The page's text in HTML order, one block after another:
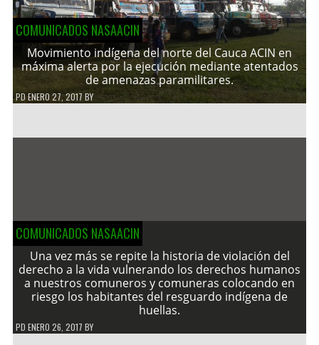
COMUNICADOS NASAACIN
Movimiento indígena del norte del Cauca ACIN en
máxima alerta por la ejecución mediante atentados
de amenazas paramilitares.
PDENERO 27, 2017 BY
COMUNICADOS NASAACIN
Una vez más se repite la historia de violación del
derecho a la vida vulnerando los derechos humanos
a nuestros comuneros y comuneras colocando en
riesgo los habitantes del resguardo indígena de
huellas.
PD ENERO 26, 2017 BY